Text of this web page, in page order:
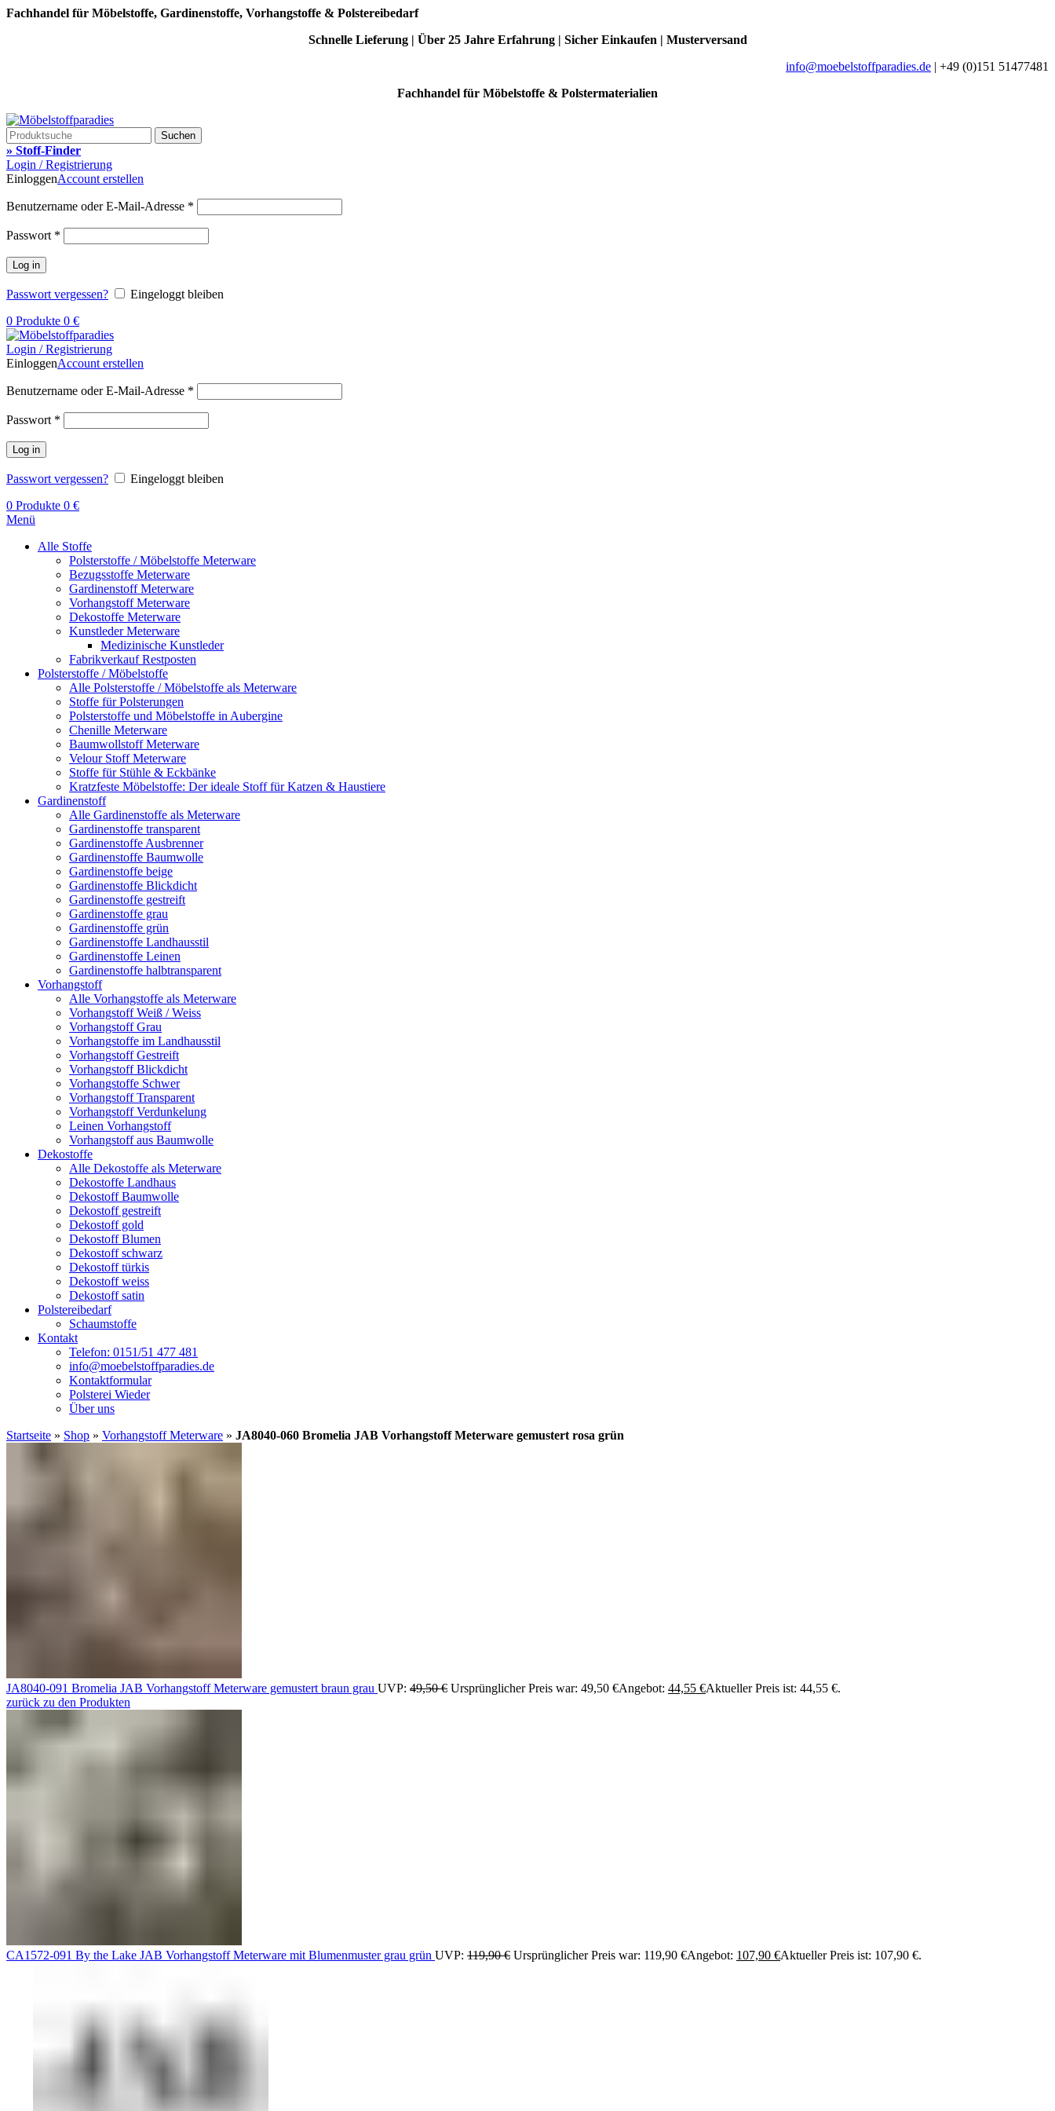
Fachhandel für Möbelstoffe, Gardinenstoffe, Vorhangstoffe & Polstereibedarf
Schnelle Lieferung | Über 25 Jahre Erfahrung | Sicher Einkaufen | Musterversand
info@moebelstoffparadies.de | +49 (0)151 51477481
Fachhandel für Möbelstoffe & Polstermaterialien
Suchen
» Stoff-Finder
Login / Registrierung
EinloggenAccount erstellen
Benutzername oder E-Mail-Adresse *
Passwort *
Log in
Passwort vergessen?
Eingeloggt bleiben
0 Produkte 0 €
Login / Registrierung
EinloggenAccount erstellen
Benutzername oder E-Mail-Adresse *
Passwort *
Log in
Passwort vergessen?
Eingeloggt bleiben
0 Produkte 0 €
Menü
Alle Stoffe
Polsterstoffe / Möbelstoffe Meterware
Bezugsstoffe Meterware
Gardinenstoff Meterware
Vorhangstoff Meterware
Dekostoffe Meterware
Kunstleder Meterware
Medizinische Kunstleder
Fabrikverkauf Restposten
Polsterstoffe / Möbelstoffe
Alle Polsterstoffe / Möbelstoffe als Meterware
Stoffe für Polsterungen
Polsterstoffe und Möbelstoffe in Aubergine
Chenille Meterware
Baumwollstoff Meterware
Velour Stoff Meterware
Stoffe für Stühle & Eckbänke
Kratzfeste Möbelstoffe: Der ideale Stoff für Katzen & Haustiere
Gardinenstoff
Alle Gardinenstoffe als Meterware
Gardinenstoffe transparent
Gardinenstoffe Ausbrenner
Gardinenstoffe Baumwolle
Gardinenstoffe beige
Gardinenstoffe Blickdicht
Gardinenstoffe gestreift
Gardinenstoffe grau
Gardinenstoffe grün
Gardinenstoffe Landhausstil
Gardinenstoffe Leinen
Gardinenstoffe halbtransparent
Vorhangstoff
Alle Vorhangstoffe als Meterware
Vorhangstoff Weiß / Weiss
Vorhangstoff Grau
Vorhangstoffe im Landhausstil
Vorhangstoff Gestreift
Vorhangstoff Blickdicht
Vorhangstoffe Schwer
Vorhangstoff Transparent
Vorhangstoff Verdunkelung
Leinen Vorhangstoff
Vorhangstoff aus Baumwolle
Dekostoffe
Alle Dekostoffe als Meterware
Dekostoffe Landhaus
Dekostoff Baumwolle
Dekostoff gestreift
Dekostoff gold
Dekostoff Blumen
Dekostoff schwarz
Dekostoff türkis
Dekostoff weiss
Dekostoff satin
Polstereibedarf
Schaumstoffe
Kontakt
Telefon: 0151/51 477 481
info@moebelstoffparadies.de
Kontaktformular
Polsterei Wieder
Über uns
Startseite » Shop » Vorhangstoff Meterware » JA8040-060 Bromelia JAB Vorhangstoff Meterware gemustert rosa grün
JA8040-091 Bromelia JAB Vorhangstoff Meterware gemustert braun grau UVP: 49,50€ Ursprünglicher Preis war: 49,50 €Angebot: 44,55 €Aktueller Preis ist: 44,55 €.
zurück zu den Produkten
CA1572-091 By the Lake JAB Vorhangstoff Meterware mit Blumenmuster grau grün UVP: 119,90€ Ursprünglicher Preis war: 119,90 €Angebot: 107,90 €Aktueller Preis ist: 107,90 €.